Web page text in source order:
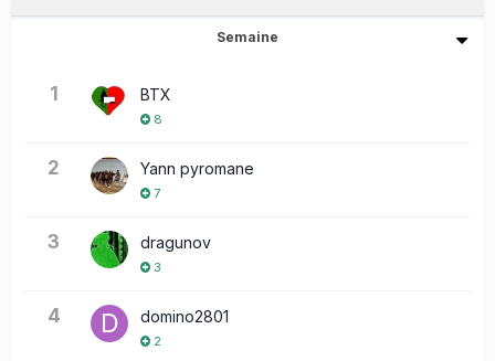
Semaine
1 BTX
8
2 Yann pyromane
7
3 dragunov
3
4 domino2801
2